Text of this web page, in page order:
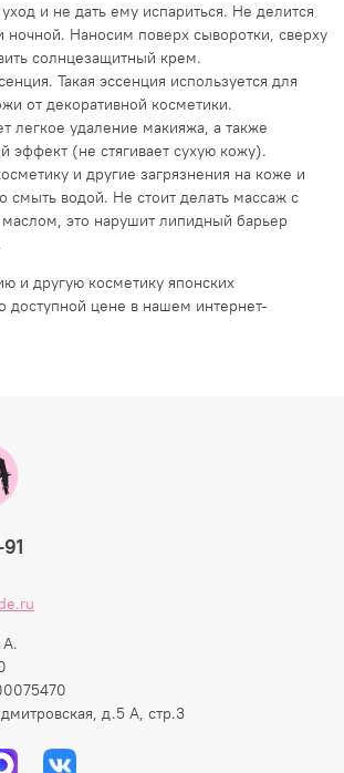
и не дать ему испариться. Не делится
ночной. Наносим поверх сыворотки, сверху
солнцезащитный крем.
Такая эссенция используется для
от декоративной косметики.
легкое удаление макияжа, а также
эффект (не стягивает сухую кожу).
и другие загрязнения на коже и
смыть водой. Не стоит делать массаж с
это нарушит липидный барьер
и другую косметику японских
доступной цене в нашем интернет-
д.5 А, стр.3